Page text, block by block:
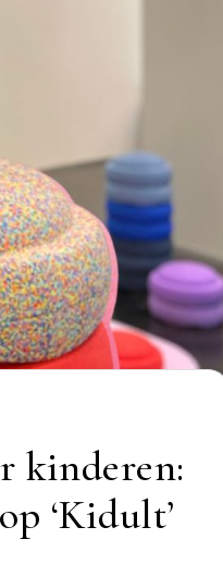
kinderen:
‘Kidult’